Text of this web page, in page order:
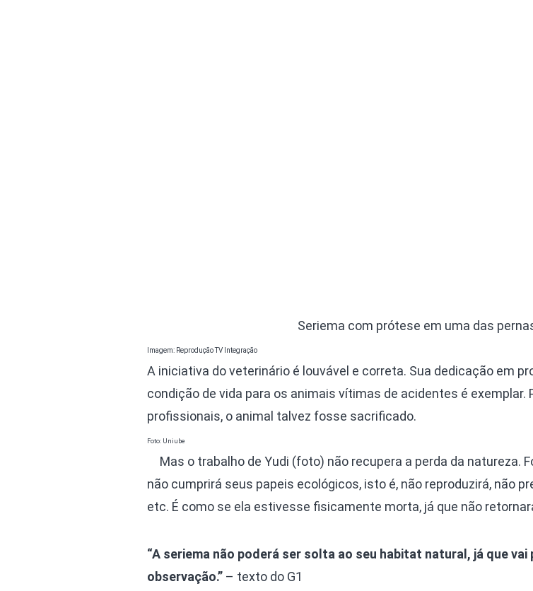
Seriema com prótese em uma das
Imagem: Reprodução TV Integração
A iniciativa do veterinário é louvável e correta. Sua dedicação em
condição de vida para os animais vítimas de acidentes é exemplar.
profissionais, o animal talvez fosse sacrificado.
Foto: Uniube
Mas o trabalho de Yudi (foto) não recupera a perda da natureza.
não cumprirá seus papeis ecológicos, isto é, não reproduzirá, não
etc. É como se ela estivesse fisicamente morta, já que não
“A seriema não poderá ser solta ao seu habitat natural, já que
observação.”– texto do G1